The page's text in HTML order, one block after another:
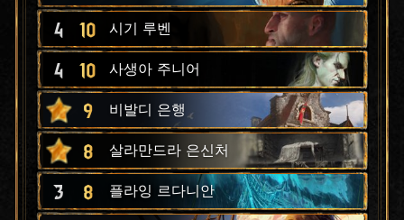
4 10 시기 루벤
4 10 사생아 주니어
9 비발디 은행
8 살라만드라 은신처
3 8 플라잉 르다니안